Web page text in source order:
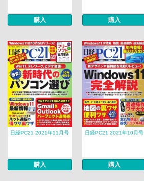
購入 購入
日経PC21 2021年11月号
購入
日経PC21 2021年10月号
購入